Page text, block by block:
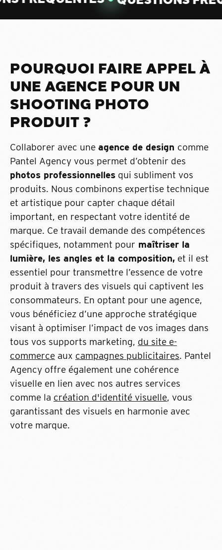
POURQUOI FAIRE APPEL À
UNE AGENCE POUR UN
SHOOTING PHOTO
PRODUIT ?
Collaborer avec une agence de design comme
Pantel Agency vous permet d’obtenir des
photos professionnelles qui subliment vos
produits. Nous combinons expertise technique
et artistique pour capter chaque détail
important, en respectant votre identité de
marque. Ce travail demande des compétences
spécifiques, notamment pour maîtriser la
lumière, les angles et la composition, et il est
essentiel pour transmettre l’essence de votre
produit à travers des visuels qui captivent les
consommateurs. En optant pour une agence,
vous bénéficiez d’une approche stratégique
visant à optimiser l’impact de vos images dans
tous vos supports marketing, du site e-
commerce aux campagnes publicitaires. Pantel
Agency offre également une cohérence
visuelle en lien avec nos autres services
comme la création d'identité visuelle, vous
garantissant des visuels en harmonie avec
votre marque.